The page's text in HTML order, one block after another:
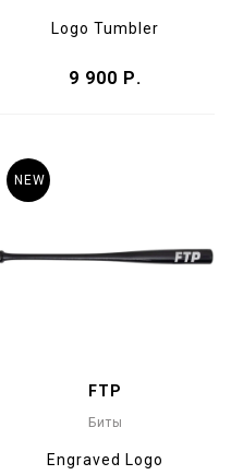
Logo Tumbler
9 900 Р.
FTP
Биты
Engraved Logo
NEW